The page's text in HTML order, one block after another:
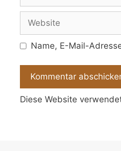
Adresse
Website
Name, E-Mail-
Diese Website